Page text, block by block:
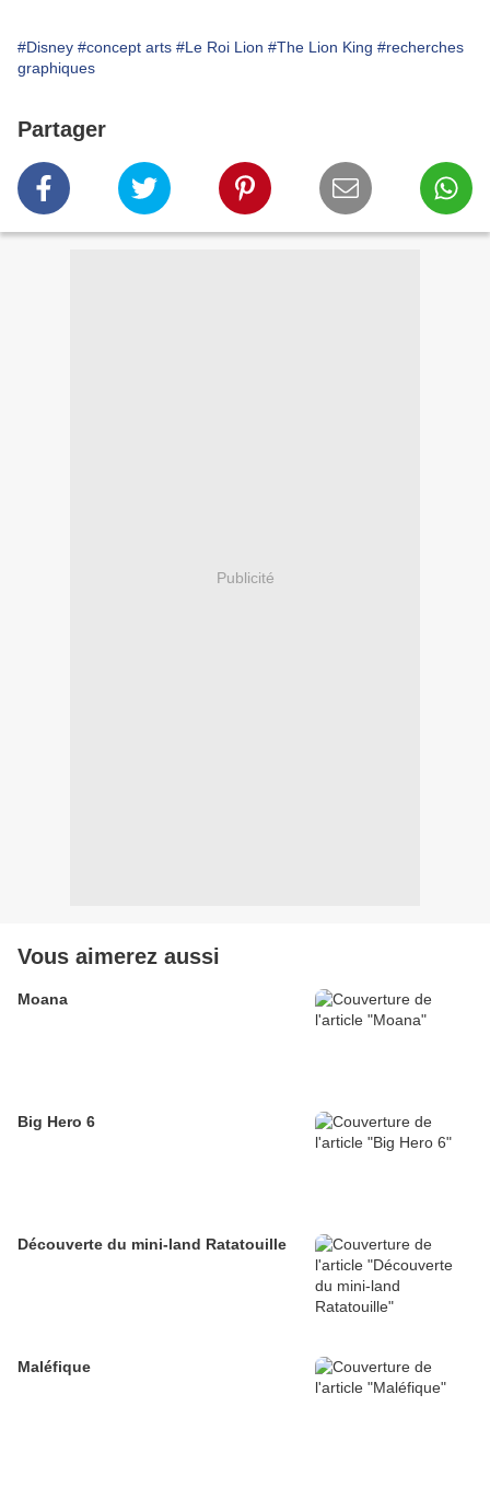
#Disney #concept arts #Le Roi Lion #The Lion King #recherches
graphiques
Partager
Publicité
Vous aimerez aussi
Moana
Big Hero 6
Découverte du mini-land Ratatouille
Maléfique